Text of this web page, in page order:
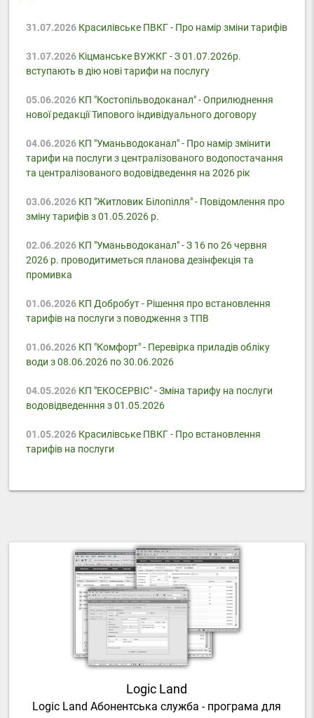
31.07.2026Красилівське ПВКГ - Про намір зміни тарифів
31.07.2026Кіцманське ВУЖКГ - З 01.07.2026р.
вступають в дію нові тарифи на послугу
05.06.2026КП "Костопільводоканал" - Оприлюднення
нової редакції Типового індивідуального договору
04.06.2026КП "Уманьводоканал" - Про намір змінити
тарифи на послуги з централізованого водопостачання
та централізованого водовідведення на 2026 рік
03.06.2026КП "Житловик Білопілля" - Повідомлення про
зміну тарифів з 01.05.2026 р.
02.06.2026КП "Уманьводоканал" - З 16 по 26 червня
2026 р. проводитиметься планова дезінфекція та
промивка
01.06.2026КП Добробут - Pішення про встановлення
тарифів на послуги з поводження з ТПВ
01.06.2026КП "Комфорт" - Перевірка приладів обліку
води з 08.06.2026 по 30.06.2026
04.05.2026КП "ЕКОСЕРВІС" - Зміна тарифу на послуги
водовідведенння з 01.05.2026
01.05.2026Красилівське ПВКГ - Про встановлення
тарифів на послуги
Logic Land
Logic Land Абонентська служба - програма для